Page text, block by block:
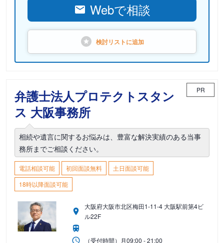
Webで相談
検討リストに追加
弁護士法人プロテクトスタン
ス 大阪事務所
PR
相続や遺言に関するお悩みは、豊富な解決実績のある当事
務所までご相談ください。
電話相談可能 初回面談無料
土日面談可能
18時以降面談可能
大阪府大阪市北区梅田1-11-4 大阪駅前第4ビ
ル22F
（受付時間） 月09:00 - 21:00